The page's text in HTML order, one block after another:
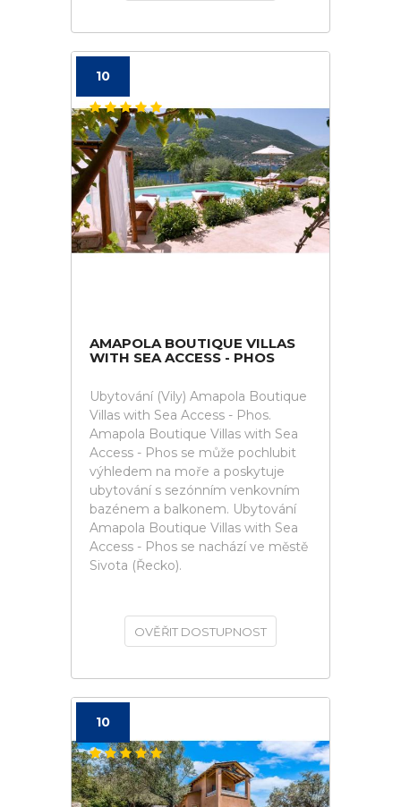
10
AMAPOLA BOUTIQUE VILLAS
WITH SEA ACCESS - PHOS
Ubytování (Vily) Amapola Boutique
Villas with Sea Access - Phos.
Amapola Boutique Villas with Sea
Access - Phos se může pochlubit
výhledem na moře a poskytuje
ubytování s sezónním venkovním
bazénem a balkonem. Ubytování
Amapola Boutique Villas with Sea
Access - Phos se nachází ve městě
Sivota (Řecko).
OVĚŘIT DOSTUPNOST
10